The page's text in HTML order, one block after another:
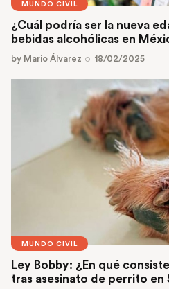
MUNDO CIVIL
¿Cuál podría ser la nueva
bebidas alcohólicas en
by Mario Álvarez 18/02/2025
MUNDO CIVIL
Ley Bobby: ¿En qué
tras asesinato de perrito en